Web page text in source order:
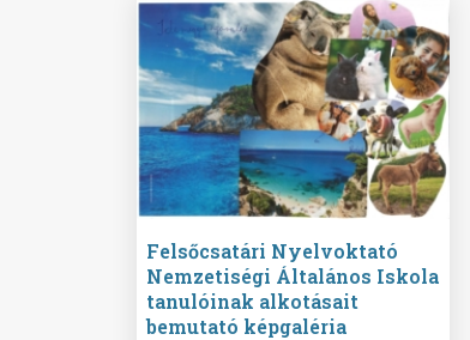
Felsőcsatári Nyelvoktató
Nemzetiségi Általános Iskola
tanulóinak alkotásait
bemutató képgaléria